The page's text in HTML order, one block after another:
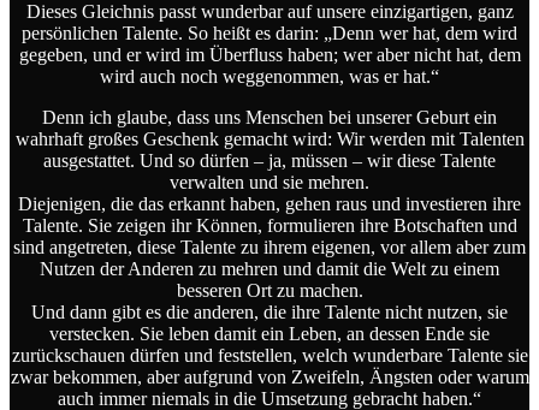
Dieses Gleichnis passt wunderbar auf unsere einzigartigen, ganz
persönlichen Talente. So heißt es darin: „Denn wer hat, dem wird
gegeben, und er wird im Überfluss haben; wer aber nicht hat, dem
wird auch noch weggenommen, was er hat.“
Denn ich glaube, dass uns Menschen bei unserer Geburt ein
wahrhaft großes Geschenk gemacht wird: Wir werden mit Talenten
ausgestattet. Und so dürfen – ja, müssen – wir diese Talente
verwalten und sie mehren.
Diejenigen, die das erkannt haben, gehen raus und investieren ihre
Talente. Sie zeigen ihr Können, formulieren ihre Botschaften und
sind angetreten, diese Talente zu ihrem eigenen, vor allem aber zum
Nutzen der Anderen zu mehren und damit die Welt zu einem
besseren Ort zu machen.
Und dann gibt es die anderen, die ihre Talente nicht nutzen, sie
verstecken. Sie leben damit ein Leben, an dessen Ende sie
zurückschauen dürfen und feststellen, welch wunderbare Talente sie
zwar bekommen, aber aufgrund von Zweifeln, Ängsten oder warum
auch immer niemals in die Umsetzung gebracht haben.“